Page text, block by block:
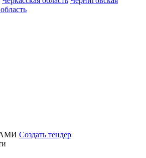
Создать тендер